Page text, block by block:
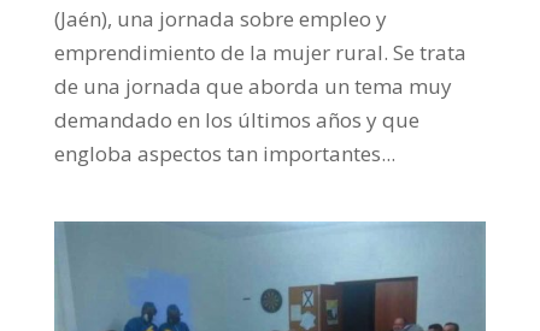
(Jaén), una jornada sobre empleo y
emprendimiento de la mujer rural. Se trata
de una jornada que aborda un tema muy
demandado en los últimos años y que
engloba aspectos tan importantes...